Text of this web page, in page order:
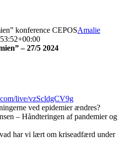
konference CEPOSAmalie
– 27/5 2024
live/vzScldgCV9g
ved epidemier ændres?
– Håndteringen af pandemier og
har vi lært om kriseadfærd under